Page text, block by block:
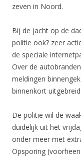
zeven in Noord.
Bij de jacht op de
politie ook? zeer
de speciale
Over de
meldingen
binnenkort
De politie wil de
duidelijk uit het
onder meer met
Opsporing